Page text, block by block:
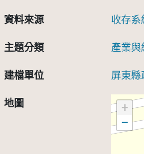
資料來源 收存系
主題分類 產業與
建檔單位 屏東縣
地圖
+
−